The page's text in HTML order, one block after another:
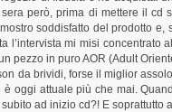
però, prima di mettere il cd
soddisfatto del prodotto
l’intervista mi misi
pezzo in puro AOR (Adult
da brividi, forse il miglior
è oggi attuale più che mai.
ad inizio cd?! E soprattutto